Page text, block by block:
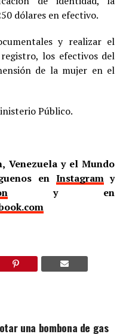
dólares en efectivo.
y realizar el
los efectivos del
de la mujer en el
Público.
Venezuela y el Mundo
en Instagramy
y en
una bombona de gas